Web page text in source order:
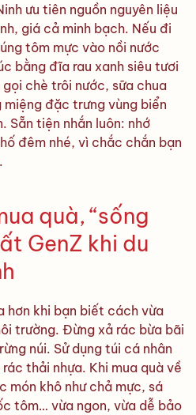
ưu tiên nguồn nguyên liệu
giá cả minh bạch. Nếu đi
tôm mực vào nồi nước
bằng đĩa rau xanh siêu tươi
chè trôi nước, sữa chua
đặc trưng vùng biển
Sẵn tiện nhắn luôn: nhớ
đêm nhé, vì chắc chắn bạn
quà, “sống
GenZ khi du
hơn khi bạn biết cách vừa
trường. Đừng xả rác bừa bãi
núi. Sử dụng túi cá nhân
thải nhựa. Khi mua quà về
món khô như chả mực, sá
tôm… vừa ngon, vừa dễ bảo